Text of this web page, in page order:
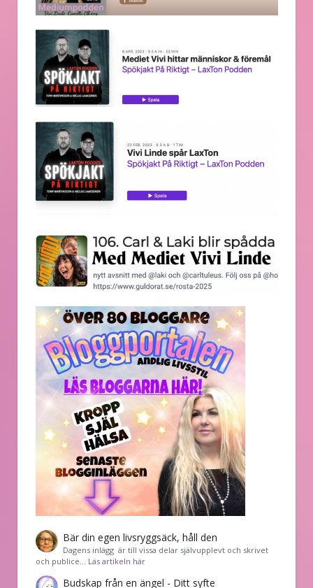
Bär din egen livsryggsäck, håll den
Dagens inlägg är till vissa delar självupplevt och skrivet
och publice… Läs artikeln här
Budskap från en ängel - Ditt syfte